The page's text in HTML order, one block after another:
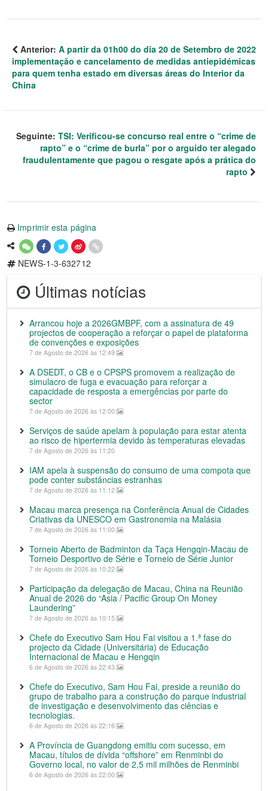
Anterior: A partir da 01h00 do dia 20 de Setembro de 2022
implementação e cancelamento de medidas antiepidémicas
para quem tenha estado em diversas áreas do Interior da
China
Seguinte: TSI: Verificou-se concurso real entre o “crime de
rapto” e o “crime de burla” por o arguido ter alegado
fraudulentamente que pagou o resgate após a prática do
rapto
Imprimir esta página
NEWS-1-3-632712
Últimas notícias
Arrancou hoje a 2026GMBPF, com a assinatura de 49
projectos de cooperação a reforçar o papel de plataforma
de convenções e exposições
7 de Agosto de 2026 às 12:49
A DSEDT, o CB e o CPSPS promovem a realização de
simulacro de fuga e evacuação para reforçar a
capacidade de resposta a emergências por parte do
sector
7 de Agosto de 2026 às 12:00
Serviços de saúde apelam à população para estar atenta
ao risco de hipertermia devido às temperaturas elevadas
7 de Agosto de 2026 às 11:20
IAM apela à suspensão do consumo de uma compota que
pode conter substâncias estranhas
7 de Agosto de 2026 às 11:12
Macau marca presença na Conferência Anual de Cidades
Criativas da UNESCO em Gastronomia na Malásia
7 de Agosto de 2026 às 11:00
Torneio Aberto de Badminton da Taça Hengqin-Macau de
Torneio Desportivo de Série e Torneio de Série Junior
7 de Agosto de 2026 às 10:22
Participação da delegação de Macau, China na Reunião
Anual de 2026 do “Asia / Pacific Group On Money
Laundering”
7 de Agosto de 2026 às 10:15
Chefe do Executivo Sam Hou Fai visitou a 1.ª fase do
projecto da Cidade (Universitária) de Educação
Internacional de Macau e Hengqin
6 de Agosto de 2026 às 22:43
Chefe do Executivo, Sam Hou Fai, preside a reunião do
grupo de trabalho para a construção do parque industrial
de investigação e desenvolvimento das ciências e
tecnologias.
6 de Agosto de 2026 às 22:16
A Província de Guangdong emitiu com sucesso, em
Macau, títulos de dívida “offshore” em Renminbi do
Governo local, no valor de 2,5 mil milhões de Renminbi
6 de Agosto de 2026 às 22:00